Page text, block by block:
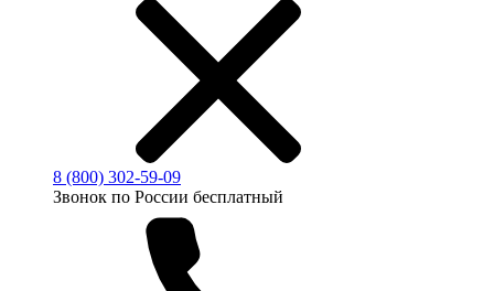
8 (800) 302-59-09
Звонок по России бесплатный